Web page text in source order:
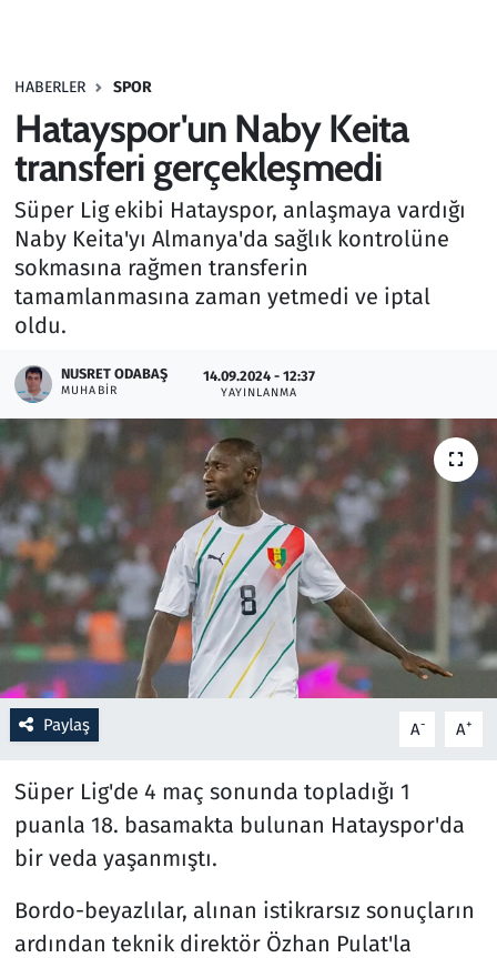
HABERLER SPOR
Hatayspor'un Naby Keita
transferi gerçekleşmedi
Süper Lig ekibi Hatayspor, anlaşmaya vardığı
Naby Keita'yı Almanya'da sağlık kontrolüne
sokmasına rağmen transferin
tamamlanmasına zaman yetmedi ve iptal
oldu.
NUSRET ODABAŞ
MUHABIR
14.09.2024 - 12:37
YAYINLANMA
Paylaş A- A+
Süper Lig'de 4 maç sonunda topladığı 1
puanla 18. basamakta bulunan Hatayspor'da
bir veda yaşanmıştı.
Bordo-beyazlılar, alınan istikrarsız sonuçların
ardından teknik direktör Özhan Pulat'la
Haber
Kültür Sanat
Kurumsal Haberler
Lezzet Durağı
Otomobil
Oyun
Ramazan
Resmi İlanlar
Rüya Tabirleri
Sağlık
Savunma Sanayi
Spor
Televizyon